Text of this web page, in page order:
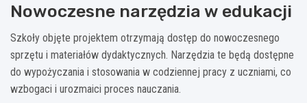
Nowoczesne narzędzia w edukacji
Szkoły objęte projektem otrzymają dostęp do nowoczesnego
sprzętu i materiałów dydaktycznych. Narzędzia te będą dostępne
do wypożyczania i stosowania w codziennej pracy z uczniami, co
wzbogaci i urozmaici proces nauczania.